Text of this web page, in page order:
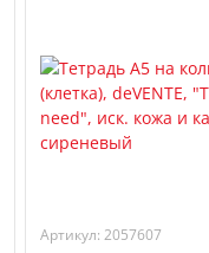
Артикул: 2057607